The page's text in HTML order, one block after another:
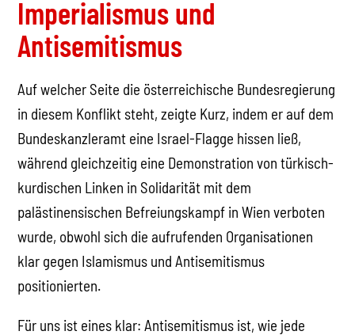
Imperialismus und
Antisemitismus
Auf welcher Seite die österreichische Bundesregierung
in diesem Konflikt steht, zeigte Kurz, indem er auf dem
Bundeskanzleramt eine Israel-Flagge hissen ließ,
während gleichzeitig eine Demonstration von türkisch-
kurdischen Linken in Solidarität mit dem
palästinensischen Befreiungskampf in Wien verboten
wurde, obwohl sich die aufrufenden Organisationen
klar gegen Islamismus und Antisemitismus
positionierten.
Für uns ist eines klar: Antisemitismus ist, wie jede